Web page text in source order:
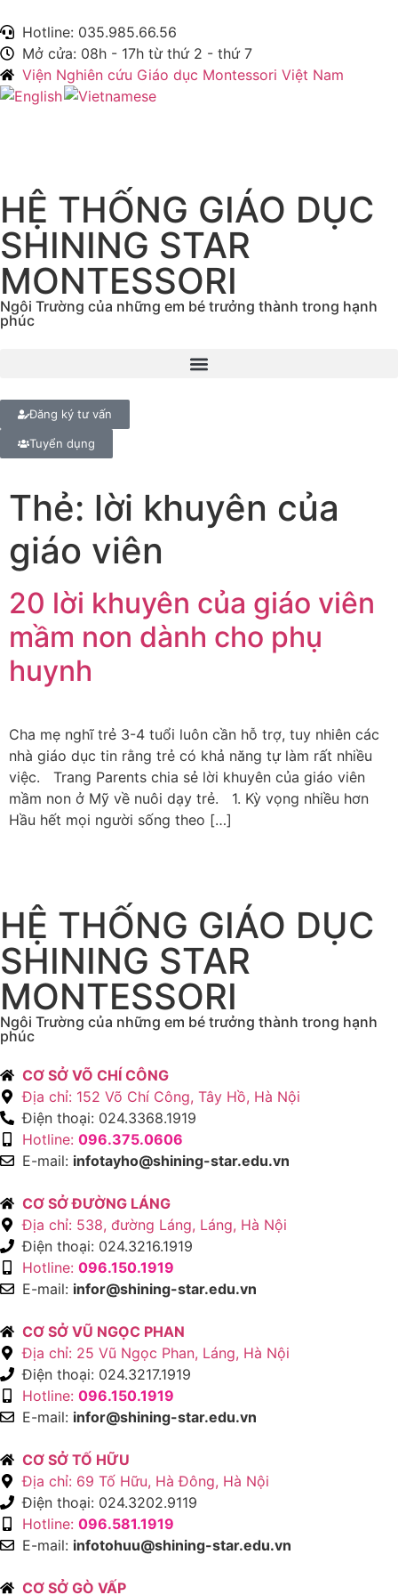
Hotline: 035.985.66.56
Mở cửa: 08h - 17h từ thứ 2 - thứ 7
Viện Nghiên cứu Giáo dục Montessori Việt Nam
HỆ THỐNG GIÁO DỤC
SHINING STAR
MONTESSORI
Ngôi Trường của những em bé trưởng thành trong hạnh
phúc
Đăng ký tư vấn
Tuyển dụng
Thẻ: lời khuyên của
giáo viên
20 lời khuyên của giáo viên
mầm non dành cho phụ
huynh
Cha mẹ nghĩ trẻ 3-4 tuổi luôn cần hỗ trợ, tuy nhiên các
nhà giáo dục tin rằng trẻ có khả năng tự làm rất nhiều
việc. Trang Parents chia sẻ lời khuyên của giáo viên
mầm non ở Mỹ về nuôi dạy trẻ. 1. Kỳ vọng nhiều hơn
Hầu hết mọi người sống theo […]
HỆ THỐNG GIÁO DỤC
SHINING STAR
MONTESSORI
Ngôi Trường của những em bé trưởng thành trong hạnh
phúc
CƠ SỞ VÕ CHÍ CÔNG
Địa chỉ: 152 Võ Chí Công, Tây Hồ, Hà Nội
Điện thoại: 024.3368.1919
Hotline: 096.375.0606
E-mail: infotayho@shining-star.edu.vn
CƠ SỞ ĐƯỜNG LÁNG
Địa chỉ: 538, đường Láng, Láng, Hà Nội
Điện thoại: 024.3216.1919
Hotline: 096.150.1919
E-mail: infor@shining-star.edu.vn
CƠ SỞ VŨ NGỌC PHAN
Địa chỉ: 25 Vũ Ngọc Phan, Láng, Hà Nội
Điện thoại: 024.3217.1919
Hotline: 096.150.1919
E-mail: infor@shining-star.edu.vn
CƠ SỞ TỐ HỮU
Địa chỉ: 69 Tố Hữu, Hà Đông, Hà Nội
Điện thoại: 024.3202.9119
Hotline: 096.581.1919
E-mail: infotohuu@shining-star.edu.vn
CƠ SỞ GÒ VẤP